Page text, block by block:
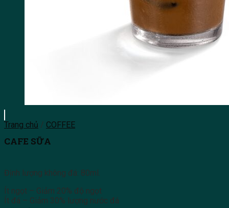
Trang chủ / COFFEE
CAFE SỮA
Định lượng không đá: 80ml.
Ít ngọt – Giảm 20% độ ngọt
Ít đá – Giảm 30% lượng nước đá